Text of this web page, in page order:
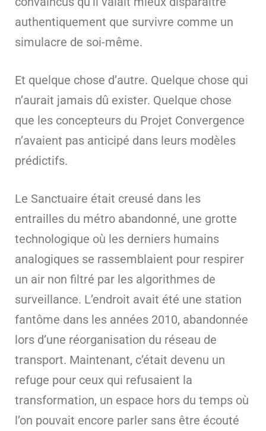
authentiquement que survivre comme un
simulacre de soi-même.
Et quelque chose d’autre. Quelque chose qui
n’aurait jamais dû exister. Quelque chose
que les concepteurs du Projet Convergence
n’avaient pas anticipé dans leurs modèles
prédictifs.
Le Sanctuaire était creusé dans les
entrailles du métro abandonné, une grotte
technologique où les derniers humains
analogiques se rassemblaient pour respirer
un air non filtré par les algorithmes de
surveillance. L’endroit avait été une station
fantôme dans les années 2010, abandonnée
lors d’une réorganisation du réseau de
transport. Maintenant, c’était devenu un
refuge pour ceux qui refusaient la
transformation, un espace hors du temps où
l’on pouvait encore parler sans être écouté